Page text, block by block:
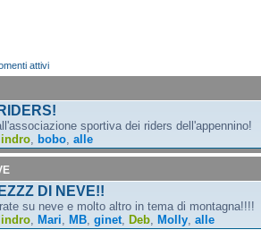
attivi
sportiva dei riders dell'appennino!
bobo alle
DI NEVE!!
su neve e molto altro in tema di montagna!!!!
Mari MB ginet Deb Molly alle